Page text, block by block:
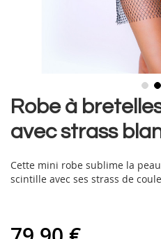
Skip
the
beginning
the
images
Robe à
avec strass
Cette mini robe sublime la
scintille avec ses strass de